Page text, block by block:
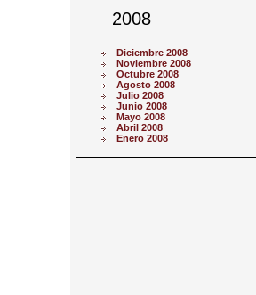
2008
Diciembre 2008
Noviembre 2008
Octubre 2008
Agosto 2008
Julio 2008
Junio 2008
Mayo 2008
Abril 2008
Enero 2008